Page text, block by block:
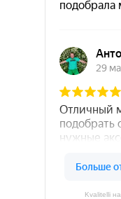
Kvalitelli